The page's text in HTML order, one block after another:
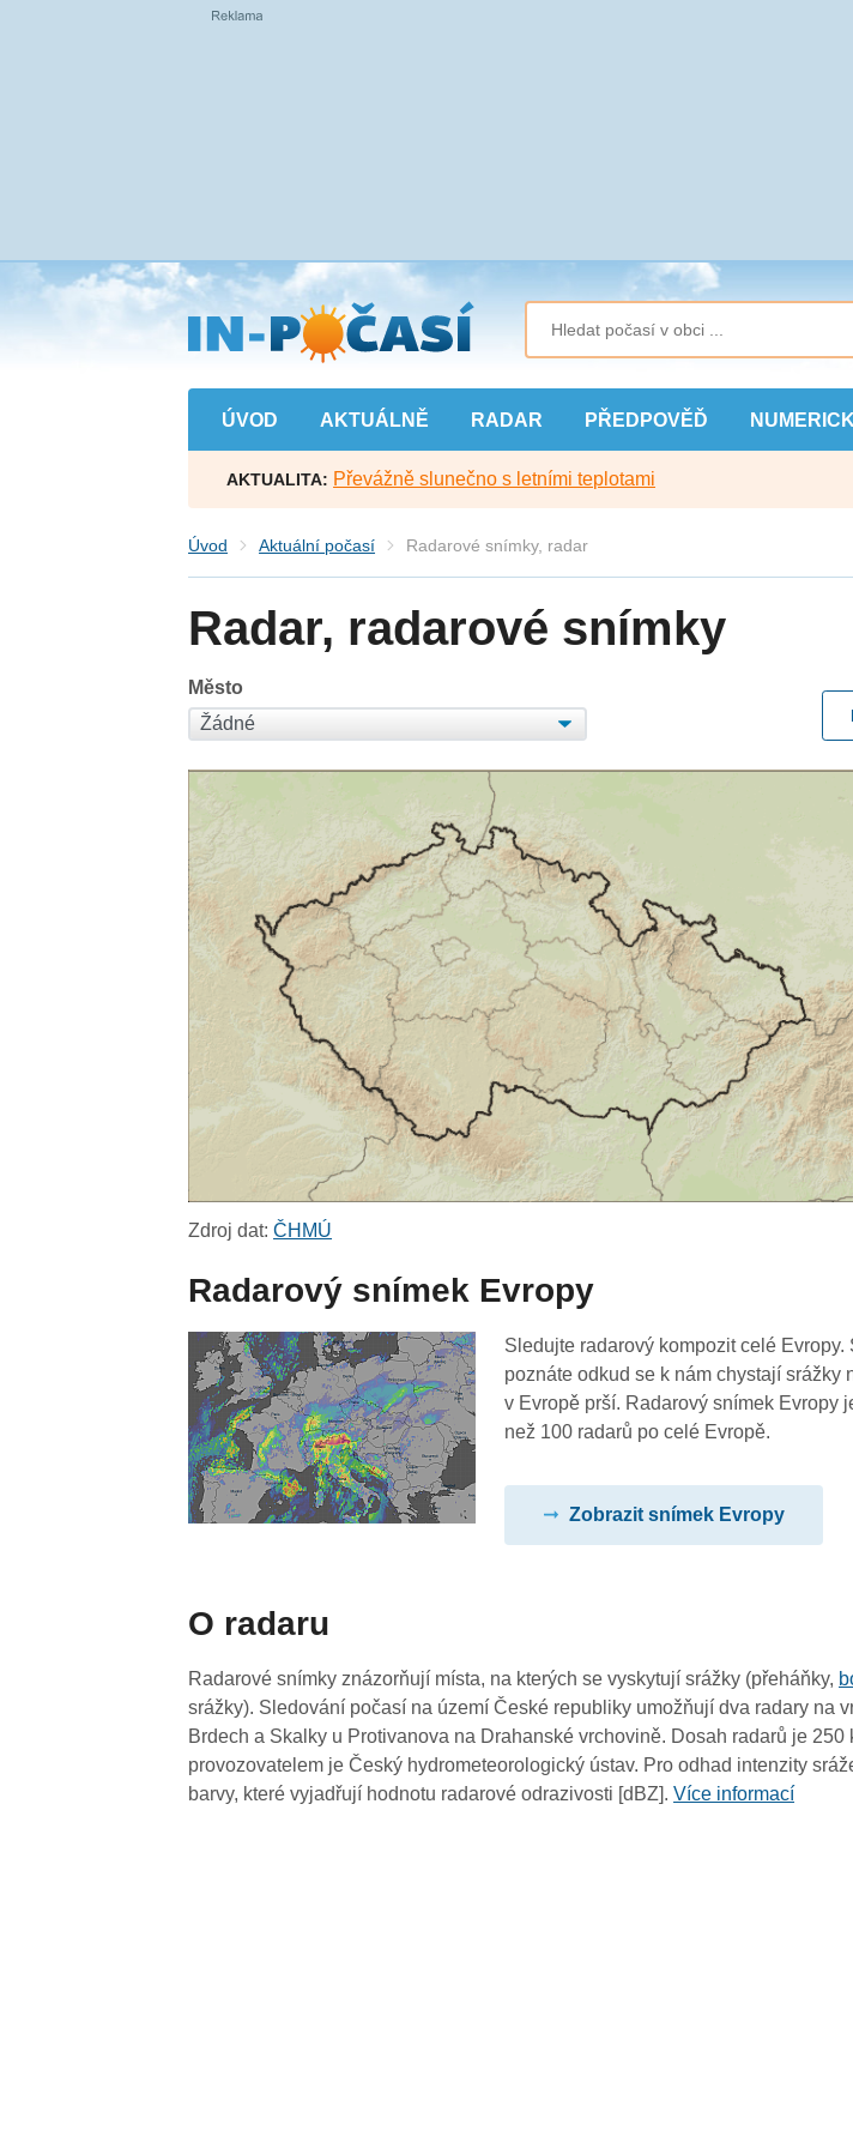
Přejít
na
hlavní
obsah
ÚVOD AKTUÁLNĚ RADAR PŘEDPOVĚĎ
AKTUALITA: Převážně slunečno s letními teplotami
Úvod Aktuální počasí Radarové snímky, radar
Radar, radarové snímky
Město
Zdroj dat:ČHMÚ
Radarový snímek Evropy
Sledujte radarový kompozit celé Evropy.
poznáte odkud se k nám chystají srážky
v Evropě prší. Radarový snímek Evropy
než 100 radarů po celé Evropě.
Zobrazit snímek Evropy
O radaru
Radarové snímky znázorňují místa, na kterých se vyskytují srážky (přeháňky,
srážky). Sledování počasí na území České republiky umožňují dva radary na
Brdech a Skalky u Protivanova na Drahanské vrchovině. Dosah radarů je 250
provozovatelem je Český hydrometeorologický ústav. Pro odhad intenzity
barvy, které vyjadřují hodnotu radarové odrazivosti [dBZ].Více informací